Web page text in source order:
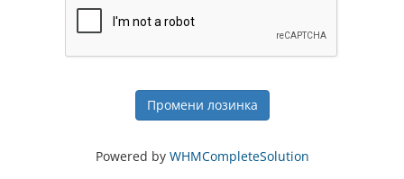
Промени лозинка
Powered by WHMCompleteSolution